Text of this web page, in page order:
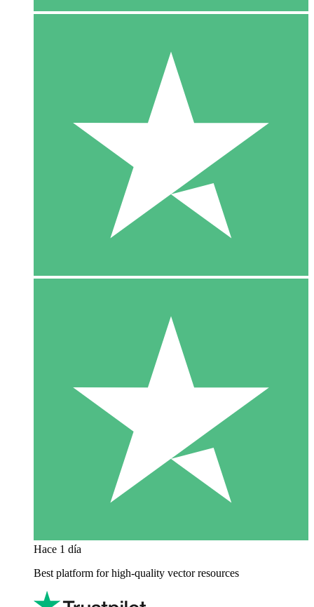
Hace 1 día
Best platform for high-quality vector resources